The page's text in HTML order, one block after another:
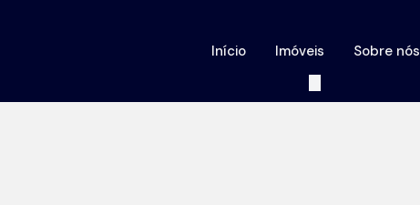
Sobre nós
Imóveis
Início